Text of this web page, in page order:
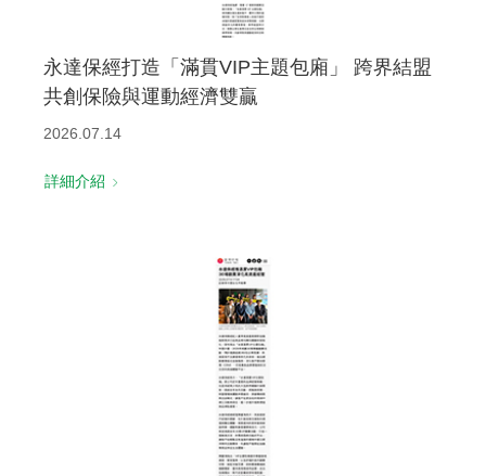
永達保經打造「滿貫VIP主題包廂」 跨界結盟
共創保險與運動經濟雙贏
2026.07.14
詳細介紹